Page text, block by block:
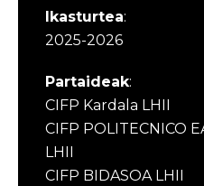
Ikasturtea:
2025-2026
Partaideak:
CIFP Kardala LHII
CIFP POLITECNICO
LHII
CIFP BIDASOA LHII